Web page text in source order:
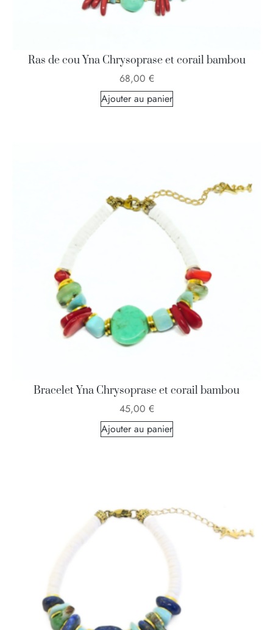
Ras de cou Yna Chrysoprase et corail bambou
68,00 €
Ajouter au panier
Bracelet Yna Chrysoprase et corail bambou
45,00 €
Ajouter au panier